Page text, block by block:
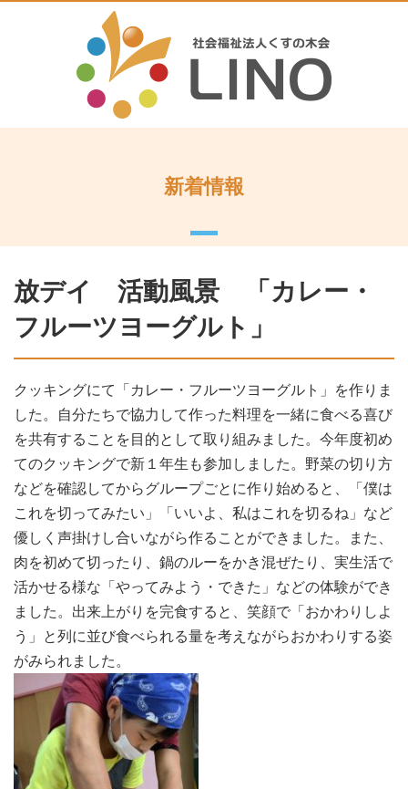
新着情報
放デイ 活動風景 「カレー・
フルーツヨーグルト」
クッキングにて「カレー・フルーツヨーグルト」を作りま
した。自分たちで協力して作った料理を一緒に食べる喜び
を共有することを目的として取り組みました。今年度初め
てのクッキングで新１年生も参加しました。野菜の切り方
などを確認してからグループごとに作り始めると、「僕は
これを切ってみたい」「いいよ、私はこれを切るね」など
優しく声掛けし合いながら作ることができました。また、
肉を初めて切ったり、鍋のルーをかき混ぜたり、実生活で
活かせる様な「やってみよう・できた」などの体験ができ
ました。出来上がりを完食すると、笑顔で「おかわりしよ
う」と列に並び食べられる量を考えながらおかわりする姿
がみられました。